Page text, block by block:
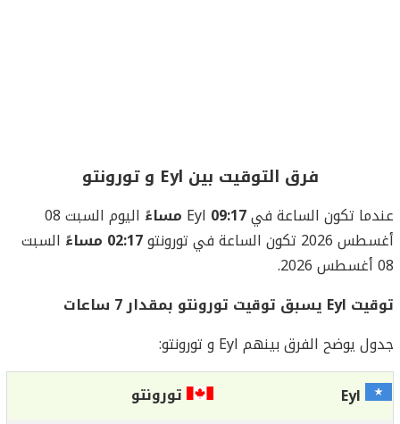
فرق التوقيت بين Eyl و تورونتو
عندما تكون الساعة في Eyl09:17 مساءً
اليوم السبت 08
أغسطس 2026 تكون الساعة في تورونتو
02:17 مساءً
السبت
08 أغسطس 2026.
توقيت Eyl يسبق توقيت تورونتو بمقدار 7 ساعات
جدول يوضح الفرق بينهم Eyl و تورونتو:
تورونتو